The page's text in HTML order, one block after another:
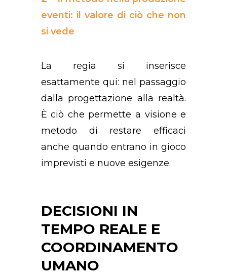
eventi: il valore di ciò che non
si vede
La regia si inserisce
esattamente qui: nel passaggio
dalla progettazione alla realtà.
È ciò che permette a visione e
metodo di restare efficaci
anche quando entrano in gioco
imprevisti e nuove esigenze.
DECISIONI IN
TEMPO REALE E
COORDINAMENTO
UMANO